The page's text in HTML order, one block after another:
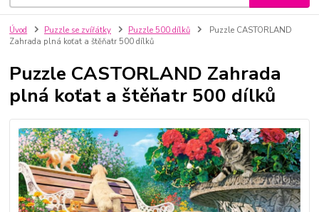
Úvod Puzzle se zvířátky Puzzle 500 dílků
Puzzle CASTORLAND
Zahrada plná koťat a štěňatr 500 dílků
Puzzle CASTORLAND Zahrada
plná koťat a štěňatr 500 dílků